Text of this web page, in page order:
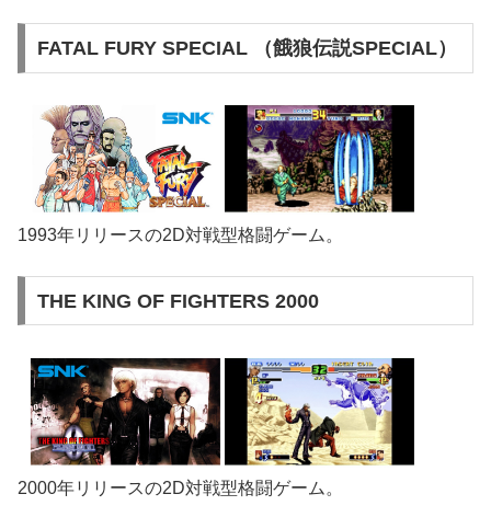
FATAL FURY SPECIAL （餓狼伝説SPECIAL）
1993年リリースの2D対戦型格闘ゲーム。
THE KING OF FIGHTERS 2000
2000年リリースの2D対戦型格闘ゲーム。